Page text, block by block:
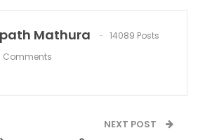
Mathura
14089 Posts
Comments
NEXT POST